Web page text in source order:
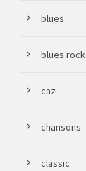
blues
blues rock
caz
chansons
classic